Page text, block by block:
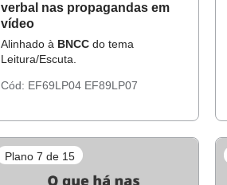
verbal nas propagandas em
vídeo
Alinhado à BNCC do tema
Leitura/Escuta.
Cód: EF69LP04 EF89LP07
Plano 7 de 15